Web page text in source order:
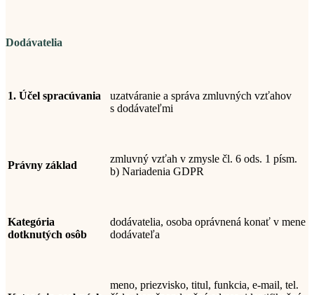
Dodávatelia
1. Účel spracúvania
uzatváranie a správa zmluvných vzťahov
s dodávateľmi
Právny základ
zmluvný vzťah v zmysle čl. 6 ods. 1 písm.
b) Nariadenia GDPR
Kategória
dotknutých osôb
dodávatelia, osoba oprávnená konať v mene
dodávateľa
meno, priezvisko, titul, funkcia, e-mail, tel.